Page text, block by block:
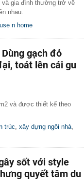
nhưng
và gia đình thường trở về
nhau.
n home
gạch đỏ
toát lên cái gu
và được thiết kế theo
trúc xây dựng ngôi nhà
sốt với style
quyết tâm du